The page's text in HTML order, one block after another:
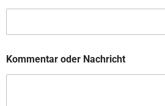
Kommentar oder Nachricht